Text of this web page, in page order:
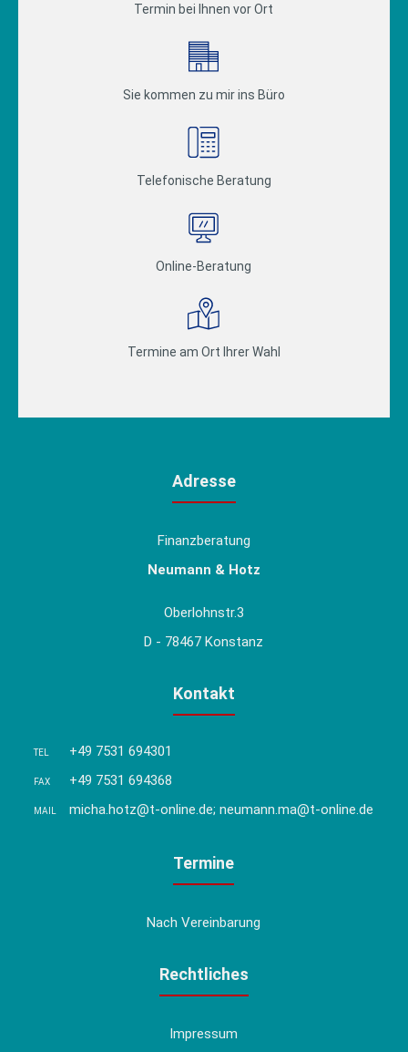
Termin bei Ihnen vor Ort
Sie kommen zu mir ins Büro
Telefonische Beratung
Online-Beratung
Termine am Ort Ihrer Wahl
Adresse
Finanzberatung
Neumann & Hotz
Oberlohnstr.3
D - 78467 Konstanz
Kontakt
TEL +49 7531 694301
FAX +49 7531 694368
MAIL micha.hotz@t-online.de; neumann.ma@t-online.de
Termine
Nach Vereinbarung
Rechtliches
Impressum